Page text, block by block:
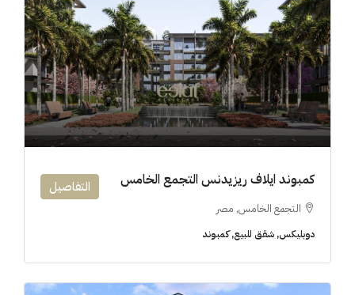
6M$
كمبوند ايلاف ريزيدنس التجمع الخامس
التجمع الخامس, مصر
دوبليكس, شقق للبيع, كمبوند
التفاصيل